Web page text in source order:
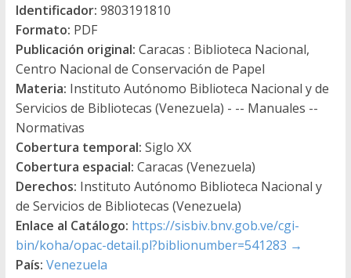
Identificador: 9803191810
Formato: PDF
Publicación original: Caracas : Biblioteca Nacional,
Centro Nacional de Conservación de Papel
Materia: Instituto Autónomo Biblioteca Nacional y de
Servicios de Bibliotecas (Venezuela) - -- Manuales --
Normativas
Cobertura temporal: Siglo XX
Cobertura espacial: Caracas (Venezuela)
Derechos: Instituto Autónomo Biblioteca Nacional y
de Servicios de Bibliotecas (Venezuela)
Enlace al Catálogo: https://sisbiv.bnv.gob.ve/cgi-
bin/koha/opac-detail.pl?biblionumber=541283 →
País: Venezuela